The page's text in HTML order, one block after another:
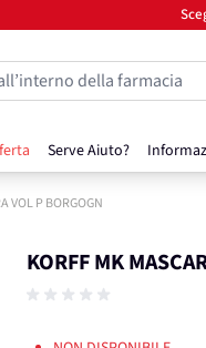
Serve Aiuto?
della farmacia
VOL P BORGOGN
KORFF MK